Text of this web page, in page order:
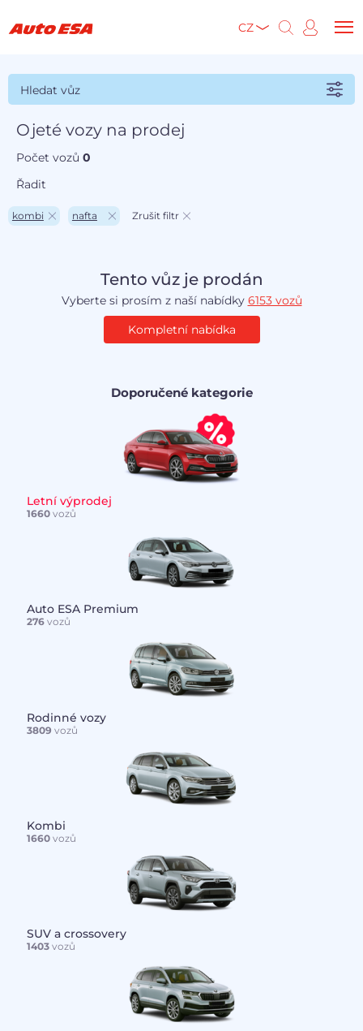
CZ
Hledat vůz
Ojeté vozy na prodej
Počet vozů0
Řadit
kombi nafta Zrušit filtr
Tento vůz je prodán
Vyberte si prosím z naší nabídky 6153 vozů
Kompletní nabídka
Doporučené kategorie
Letní výprodej
1660vozů
Auto ESA Premium
276vozů
Rodinné vozy
3809 vozů
Kombi
1660vozů
SUV a crossovery
1403vozů